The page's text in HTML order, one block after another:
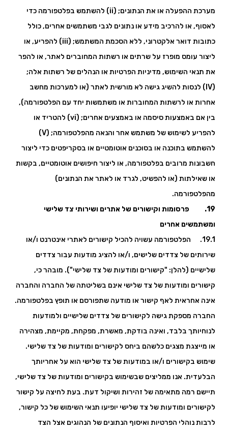
מערכת ההפעלה או את הנתונים; (ii) להשתמש בפלטפורמה כדי
לאסוף, או להרכיב מידע או נתונים לגבי משתמשים אחרים, כולל
כתובות דואר אלקטרוני, ללא הסכמת המשתמש; (iii) להפריע, או
ליצור עומס מופרז על שרתים או רשתות המחוברים לאתר, או להפר
את תנאי השימוש, מדיניות הפרטיות או הנהלים של רשתות אלה;
(IV) לנסות להשיג גישה לא מורשית לאתר (או למערכות מחשב
אחרות או לרשתות המחוברות או משתמשות יחד עם הפלטפורמה),
בין אם באמצעות סיסמה או באמצעים אחרים; (vi) להטריד או
להפריע לשימוש של משתמש אחר והנאה מהפלטפורמה; (V)
להשתמש בתוכנה או בסוכנים אוטומטיים או בסקריפטים כדי ליצור
חשבונות מרובים בפלטפורמה, או ליצור חיפושים אוטומטיים, בקשות
או שאילתות (או להפשיט, לגרד או לאתר את הנתונים)
מהפלטפורמה.
19. פרסומות וקישורים של אתרים ושירותי צד שלישי
ומשתמשים אחרים
19.1. הפלטפורמה עשויה להכיל קישורים לאתרי אינטרנט ו/או
שירותים של צדדים שלישים, ו/או להציג מודעות עבור צדדים
שלישיים (להלן: "קישורים ומודעות של צד שלישי"). מובהר כי,
קישורים ומודעות של צד שלישי אינם בשליטתה של החברה והחברה
אינה אחראית לאף קישור או מודעה שתפורסם או תופץ בפלטפורמה.
החברה מספקת גישה לקישורים של צדדים שלישיים ולמודעות
לנוחיותך בלבד, ואינה בודקת, מאשרת, מפקחת, מקיימת, מצהירה
או מייצגת מצגים כלשהם ביחס לקישורים ומודעות של צד שלישי.
שימוש בקישורים ו/או במודעות של צד שלישי הוא על אחריותך
הבלעדית. אנו ממליצים שבשימוש בקישורים ומודעות של צד שלישי,
תיישם רמה מתאימה של זהירות ושיקול דעת. בעת לחיצה על קישור
לקישורים ומודעות של צד שלישי יופיעו תנאי השימוש של כל קישור,
לרבות נוהלי הפרטיות ואיסוף הנתונים של הנהוגים אצל הצד